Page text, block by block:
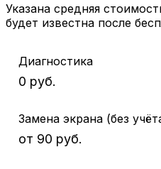
Указана средняя
будет известна после
Диагностика
0 руб.
Замена экрана (без
от 90 руб.